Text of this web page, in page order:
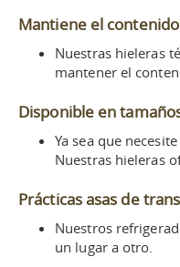
Mantiene el
Nuestras hieleras
mantener el
Disponible en
Ya sea que
Nuestras hieleras
Prácticas asas de
Nuestros
un lugar a otro.